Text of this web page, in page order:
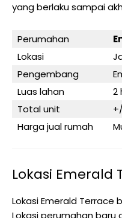
yang berlaku sampai
Perumahan
Lokasi
Pengembang
Luas lahan
2
Total unit
Harga jual rumah
Lokasi Emerald
Lokasi Emerald Terrace
Lokasi perumahan baru